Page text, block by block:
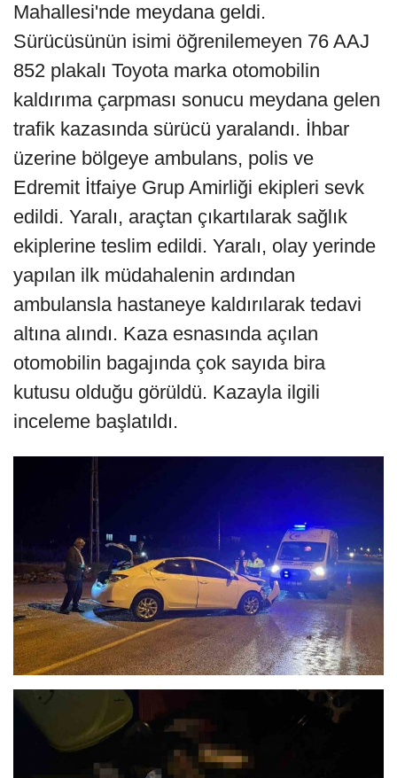
Mahallesi'nde meydana geldi.
Sürücüsünün isimi öğrenilemeyen 76 AAJ
852 plakalı Toyota marka otomobilin
kaldırıma çarpması sonucu meydana gelen
trafik kazasında sürücü yaralandı. İhbar
üzerine bölgeye ambulans, polis ve
Edremit İtfaiye Grup Amirliği ekipleri sevk
edildi. Yaralı, araçtan çıkartılarak sağlık
ekiplerine teslim edildi. Yaralı, olay yerinde
yapılan ilk müdahalenin ardından
ambulansla hastaneye kaldırılarak tedavi
altına alındı. Kaza esnasında açılan
otomobilin bagajında çok sayıda bira
kutusu olduğu görüldü. Kazayla ilgili
inceleme başlatıldı.